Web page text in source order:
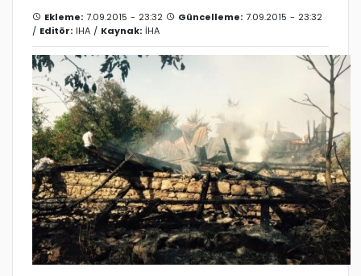
Ekleme: 7.09.2015 - 23:32 Güncelleme: 7.09.2015 - 23:32
/ Editör: IHA / Kaynak: İHA